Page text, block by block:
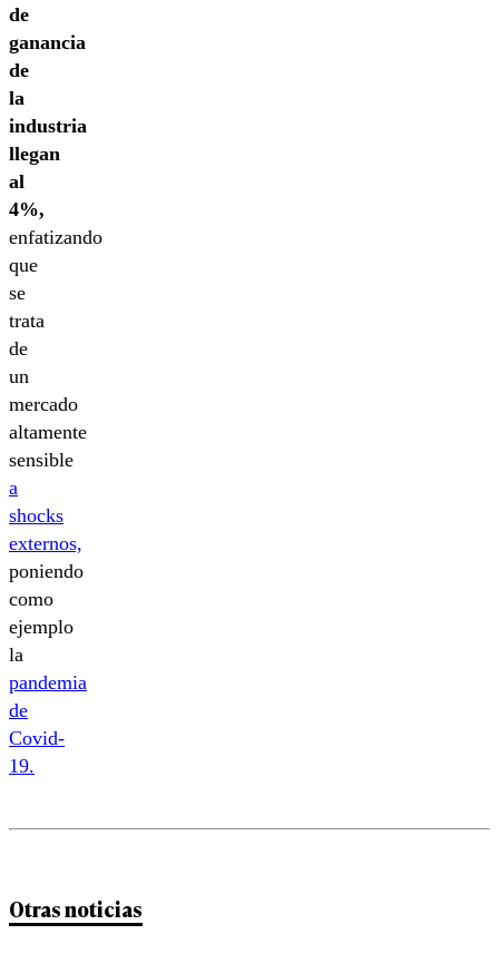
de
ganancia
de
la
industria
llegan
al
4%,
enfatizando
que
se
trata
de
un
mercado
altamente
sensible
a
shocks
externos,
poniendo
como
ejemplo
la
pandemia
de
Covid-
19.
Otras noticias